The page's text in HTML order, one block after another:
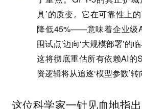
具’的质变。它在可靠性上
降低45%——意味着企业级
围试点’迈向‘大规模部署’的临
这将彻底重估所有依赖AI的
资逻辑将从追逐‘模型参数’转
这位科学家一针见血地指